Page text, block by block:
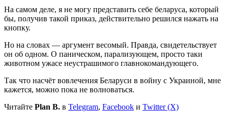
На самом деле, я не могу представить себе беларуса, который
бы, получив такой приказ, действительно решился нажать на
кнопку.
Но на словах — аргумент весомый. Правда, свидетельствует
он об одном. О паническом, парализующем, просто таки
животном ужасе неустрашимого главнокомандующего.
Так что насчёт вовлечения Беларуси в войну с Украиной, мне
кажется, можно пока не волноваться.
Читайте Plan B. в Telegram, Facebook и Twitter (X)